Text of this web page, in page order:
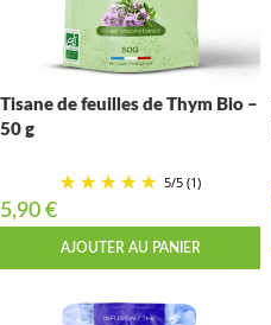
Tisane de feuilles de Thym Bio –
50 g
5/5 (1)
5,90 €
AJOUTER AU PANIER